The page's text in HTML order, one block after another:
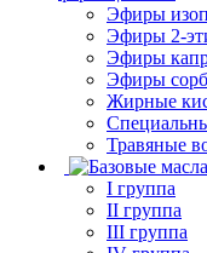
Эфиры
Эфиры 2-
Эфиры
Эфиры
Жирные
Травяные
I группа
II группа
III группа